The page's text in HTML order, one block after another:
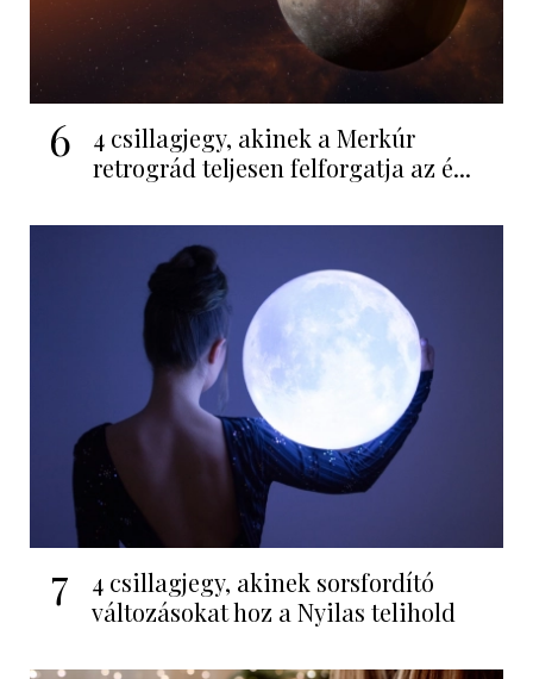
6
4 csillagjegy, akinek a Merkúr
retrográd teljesen felforgatja az é...
7
4 csillagjegy, akinek sorsfordító
változásokat hoz a Nyilas telihold